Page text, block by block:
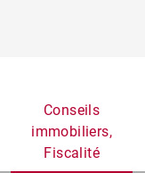
Conseils
immobiliers,
Fiscalité